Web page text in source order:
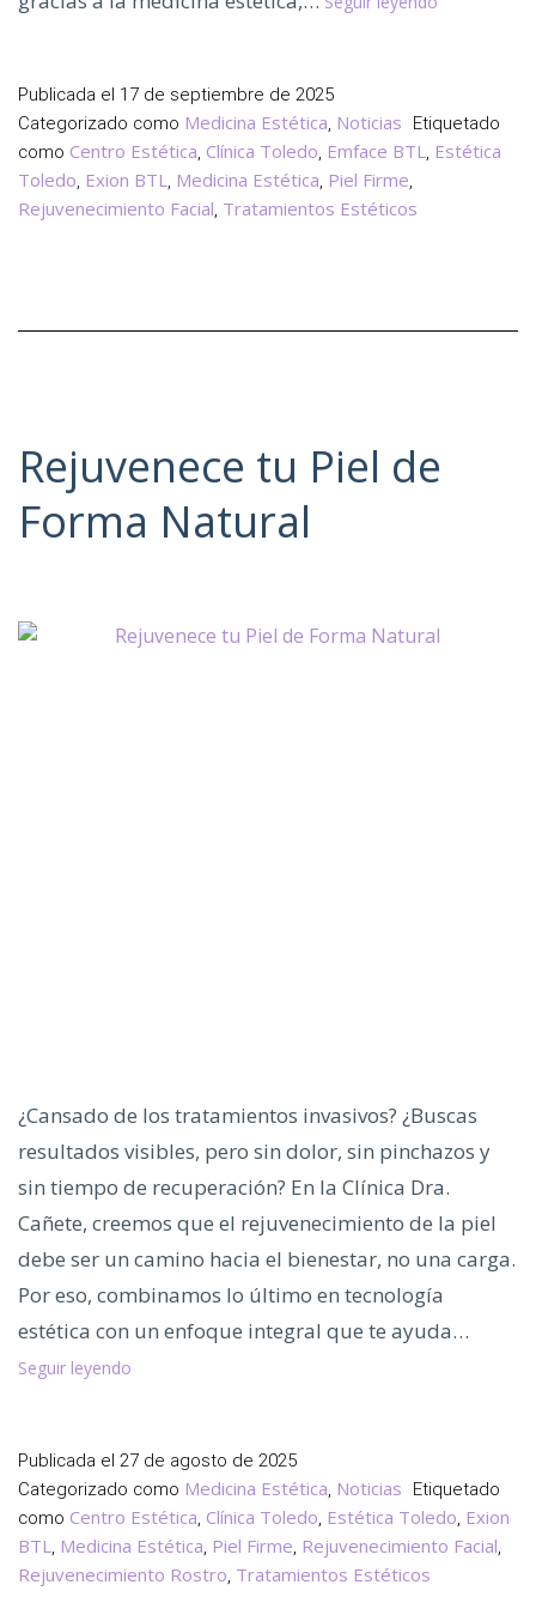
Flacidez
Facial
Publicada el 17 de septiembre de 2025
Categorizado como Medicina Estética, Noticias Etiquetado
como Centro Estética, Clínica Toledo, Emface BTL, Estética
Toledo, Exion BTL, Medicina Estética, Piel Firme,
Rejuvenecimiento Facial, Tratamientos Estéticos
Rejuvenece tu Piel de
Forma Natural
¿Cansado de los tratamientos invasivos? ¿Buscas
resultados visibles, pero sin dolor, sin pinchazos y
sin tiempo de recuperación? En la Clínica Dra.
Cañete, creemos que el rejuvenecimiento de la piel
debe ser un camino hacia el bienestar, no una carga.
Por eso, combinamos lo último en tecnología
estética con un enfoque integral que te ayuda…
Seguir leyendo
de
Forma
Natural
Publicada el 27 de agosto de 2025
Categorizado como Medicina Estética, Noticias Etiquetado
como Centro Estética, Clínica Toledo, Estética Toledo, Exion
BTL, Medicina Estética, Piel Firme, Rejuvenecimiento Facial,
Rejuvenecimiento Rostro, Tratamientos Estéticos